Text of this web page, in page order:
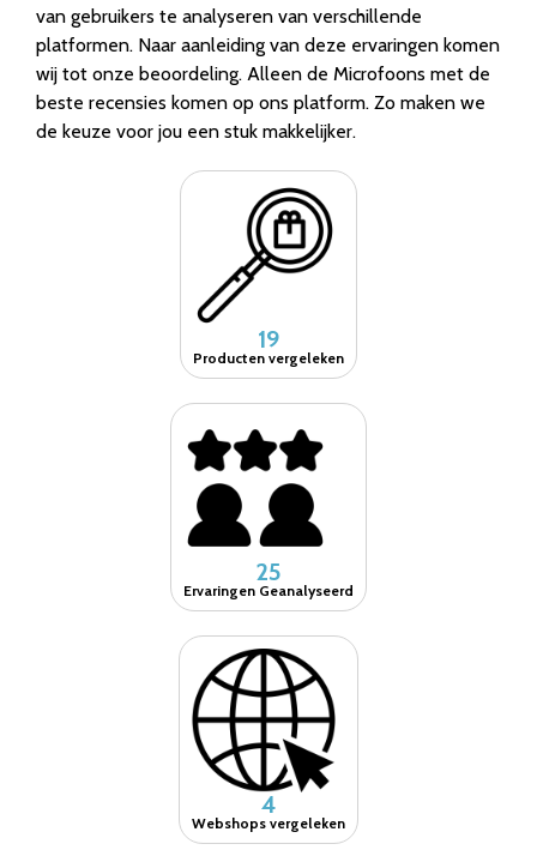
van gebruikers te analyseren van verschillende
platformen. Naar aanleiding van deze ervaringen komen
wij tot onze beoordeling. Alleen de Microfoons met de
beste recensies komen op ons platform. Zo maken we
de keuze voor jou een stuk makkelijker.
19
Producten vergeleken
25
Ervaringen Geanalyseerd
4
Webshops vergeleken